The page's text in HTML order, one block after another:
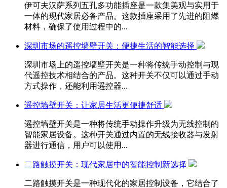
伊可夫汉萨系列五孔多功能插座是一款集美观与实用于
一体的现代家居必备产品。这款插座采用了先进的阻燃
材料，确保了使用过程中的...
深圳市场的遥控墙壁开关：便捷生活的智能选择
深圳市场上的遥控墙壁开关是一种将传统手动控制与现
代遥控技术相结合的产品。这种开关不仅可以通过手动
方式操作，还能利用遥控器...
遥控墙壁开关：让家居生活更便捷舒适
遥控墙壁开关是一种将传统手动操作升级为无线控制的
智能家居设备。这种开关通过内置的无线接收器与发射
器进行通信，用户可以使用...
二路触摸开关：现代家居中的智能控制新选择
二路触摸开关是一种现代化的家居控制设备，它结合了